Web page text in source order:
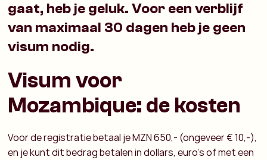
gaat, heb je geluk. Voor een verblijf
van maximaal 30 dagen heb je geen
visum nodig.
Visum voor
Mozambique: de kosten
Voor de registratie betaal je MZN 650,- (ongeveer € 10,-),
en je kunt dit bedrag betalen in dollars, euro's of met een